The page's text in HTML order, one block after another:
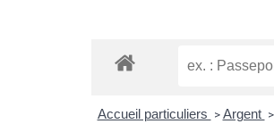
Accueil particuliers > Argent >